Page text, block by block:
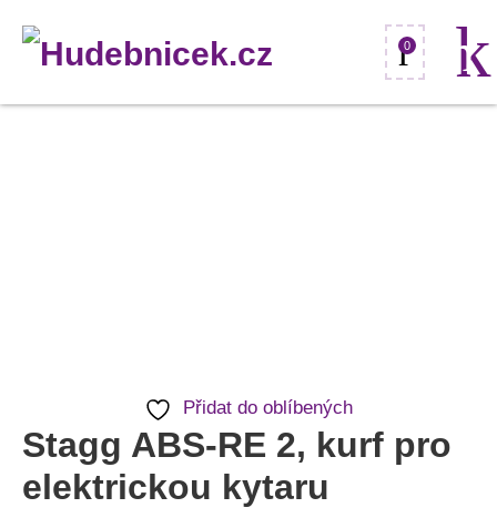
0
Přidat do oblíbených
Stagg ABS-RE 2, kurf pro
elektrickou kytaru